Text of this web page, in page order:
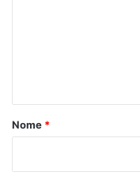
rNome *